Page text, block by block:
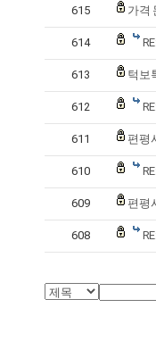
615 가격
614
613 턱보
612
611 편평
610
609 편평
608